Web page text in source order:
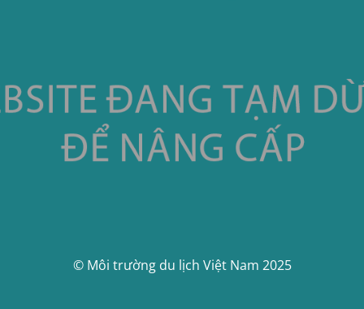
© Môi trường du lịch Việt Nam 2025